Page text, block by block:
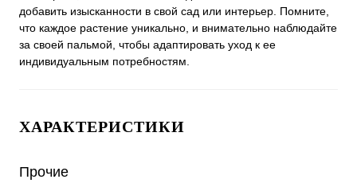
добавить изысканности в свой сад или интерьер. Помните,
что каждое растение уникально, и внимательно наблюдайте
за своей пальмой, чтобы адаптировать уход к ее
индивидуальным потребностям.
ХАРАКТЕРИСТИКИ
Прочие